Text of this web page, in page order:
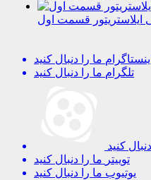
ایلاستریتور قسمت اول
اینستاگرام ما را دنبال کنید
تلگرام ما را دنبال کنید
کنید
توییتر ما را دنبال کنید
یوتیوب ما را دنبال کنید